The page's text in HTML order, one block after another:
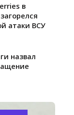
в
атаки ВСУ
назвал